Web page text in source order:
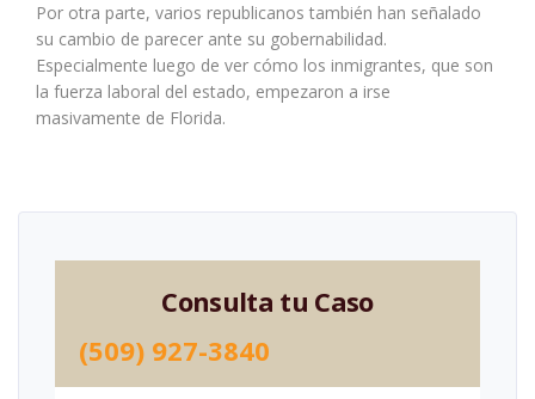
Por otra parte, varios republicanos también han señalado
su cambio de parecer ante su gobernabilidad.
Especialmente luego de ver cómo los inmigrantes, que son
la fuerza laboral del estado, empezaron a irse
masivamente de Florida.
Consulta tu Caso
(509) 927-3840